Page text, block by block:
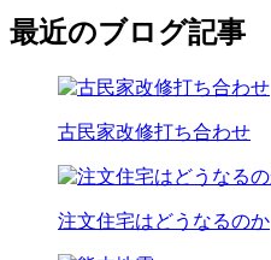
最近のブログ記事
古民家改修打ち合わせ
注文住宅はどうなるのか